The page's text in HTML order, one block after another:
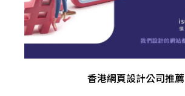
香港網頁設計公司推薦